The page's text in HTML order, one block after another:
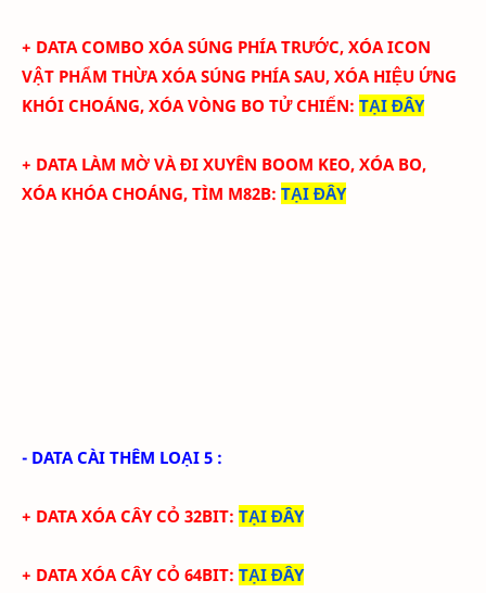
+ DATA COMBO XÓA SÚNG PHÍA TRƯỚC, XÓA ICON
VẬT PHẨM THỪA XÓA SÚNG PHÍA SAU, XÓA HIỆU ỨNG
KHÓI CHOÁNG, XÓA VÒNG BO TỬ CHIẾN: TẠI ĐÂY
+ DATA LÀM MỜ VÀ ĐI XUYÊN BOOM KEO, XÓA BO,
XÓA KHÓA CHOÁNG, TÌM M82B: TẠI ĐÂY
- DATA CÀI THÊM LOẠI 5 :
+ DATA XÓA CÂY CỎ 32BIT: TẠI ĐÂY
+ DATA XÓA CÂY CỎ 64BIT: TẠI ĐÂY